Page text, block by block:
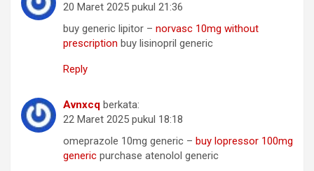
20 Maret 2025 pukul 21:36
buy generic lipitor – norvasc 10mg without
prescription buy lisinopril generic
Reply
Avnxcq berkata:
22 Maret 2025 pukul 18:18
omeprazole 10mg generic – buy lopressor 100mg
generic purchase atenolol generic